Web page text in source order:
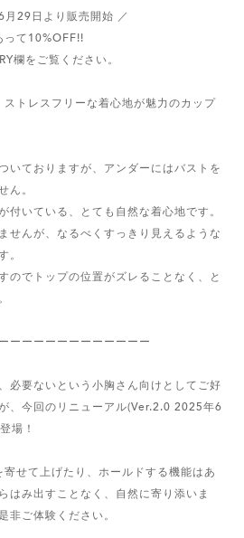
月29日より販売開始 ／
て10%OFF!!
欄をご覧ください。
トレスフリーな着心地が魅力のカップ
いておりますが、アンダーにはバストを
ん。
付いている、とても自然な着心地です。
せんが、なるべくすっきり見えるような
。
のでトップの位置がズレることなく、と
ーーーーーーーーーーーー
必要ないという小胸さん向けとしてご好
、今回のリニューアル(Ver.2.0 2025年6
場！
せて上げたり、ホールドする機能はあ
はみ出すことなく、自然に寄り添いま
非ご体験ください。